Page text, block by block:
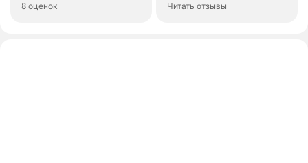
8 оценок Читать отзывы